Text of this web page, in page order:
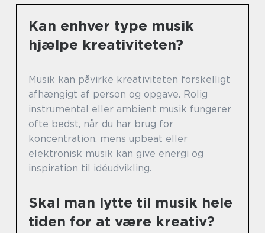
Kan enhver type musik
hjælpe kreativiteten?
Musik kan påvirke kreativiteten forskelligt
afhængigt af person og opgave. Rolig
instrumental eller ambient musik fungerer
ofte bedst, når du har brug for
koncentration, mens upbeat eller
elektronisk musik kan give energi og
inspiration til idéudvikling.
Skal man lytte til musik hele
tiden for at være kreativ?